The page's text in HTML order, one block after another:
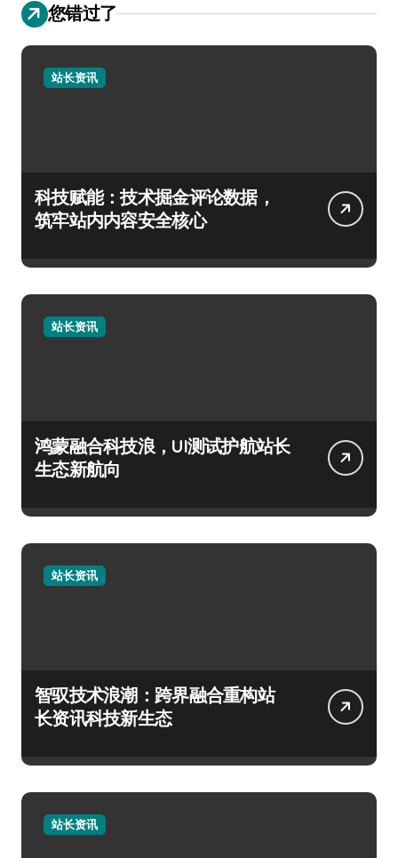
您错过了
站长资讯
科技赋能：技术掘金评论数据，
筑牢站内内容安全核心
站长资讯
鸿蒙融合科技浪，UI测试护航站长
生态新航向
站长资讯
智驭技术浪潮：跨界融合重构站
长资讯科技新生态
站长资讯